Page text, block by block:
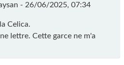
- 26/06/2025, 07:34
Celica.
lettre. Cette garce ne m'a